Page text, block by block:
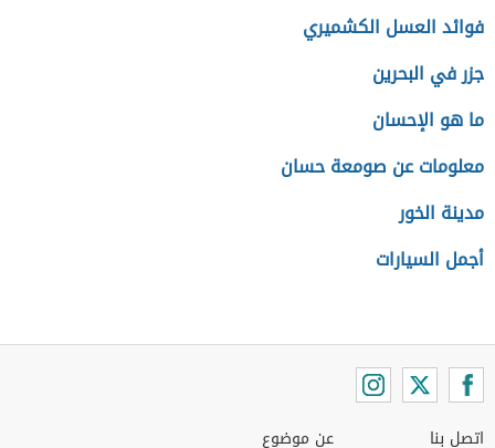
فوائد العسل الكشميري
جزر في البحرين
ما هو الإحسان
معلومات عن صومعة حسان
مدينة الخور
أجمل السيارات
اتصل بنا عن موضوع